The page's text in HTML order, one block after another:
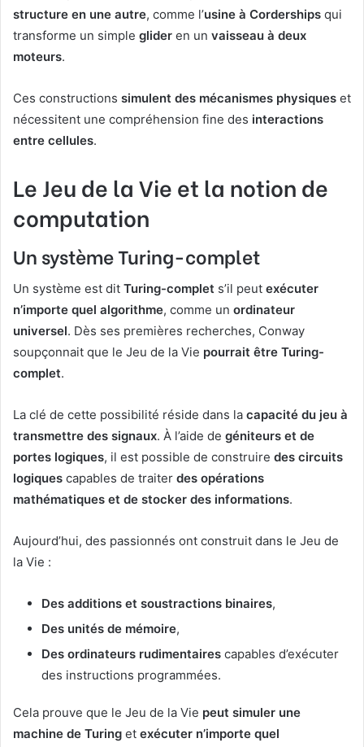
structure en une autre, comme l’usine à Corderships qui
transforme un simple glider en un vaisseau à deux
moteurs.
Ces constructions simulent des mécanismes physiques et
nécessitent une compréhension fine des interactions
entre cellules.
Le Jeu de la Vie et la notion de
computation
Un système Turing-complet
Un système est dit Turing-complet s’il peut exécuter
n’importe quel algorithme, comme un ordinateur
universel. Dès ses premières recherches, Conway
soupçonnait que le Jeu de la Vie pourrait être Turing-
complet.
La clé de cette possibilité réside dans la capacité du jeu à
transmettre des signaux. À l’aide de géniteurs et de
portes logiques, il est possible de construire des circuits
logiques capables de traiter des opérations
mathématiques et de stocker des informations.
Aujourd’hui, des passionnés ont construit dans le Jeu de
la Vie :
Des additions et soustractions binaires,
Des unités de mémoire,
Des ordinateurs rudimentaires capables d’exécuter
des instructions programmées.
Cela prouve que le Jeu de la Vie peut simuler une
machine de Turing et exécuter n’importe quel